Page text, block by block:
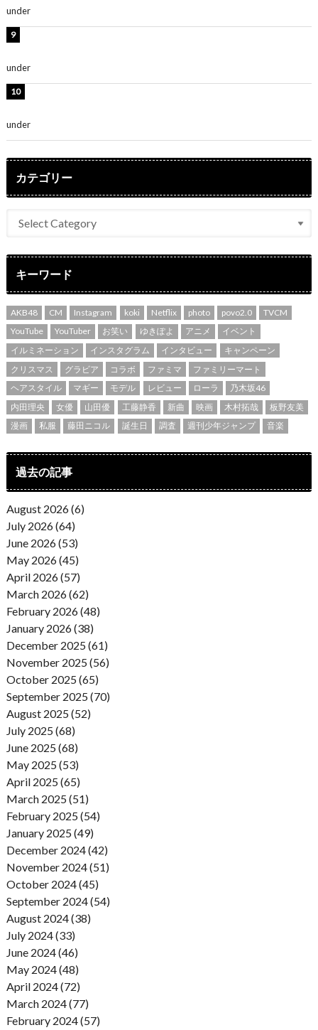
under
under
under
カテゴリー
キーワード
AKB48 CM Instagram koki Netflix photo povo2.0
TVCM
YouTube
YouTuber お笑い ゆきぽよ アニメ
イベント
イルミネーション
インスタグラム インタビュー
キャンペーン
クリスマス
グラビア コラボ ファミマ
ファミリーマート
ヘアスタイル
マギー モデル レビュー ローラ
乃木坂46
内田理央
女優 山田優 工藤静香 新曲 映画 木村拓哉
板野友美
漫画
私服 藤田ニコル 誕生日 調査 週刊少年ジャンプ 音楽
過去の記事
August 2026 (6)
July 2026 (64)
June 2026 (53)
May 2026 (45)
April 2026 (57)
March 2026 (62)
February 2026 (48)
January 2026 (38)
December 2025 (61)
November 2025 (56)
October 2025 (65)
September 2025 (70)
August 2025 (52)
July 2025 (68)
June 2025 (68)
May 2025 (53)
April 2025 (65)
March 2025 (51)
February 2025 (54)
January 2025 (49)
December 2024 (42)
November 2024 (51)
October 2024 (45)
September 2024 (54)
August 2024 (38)
July 2024 (33)
June 2024 (46)
May 2024 (48)
April 2024 (72)
March 2024 (77)
February 2024 (57)